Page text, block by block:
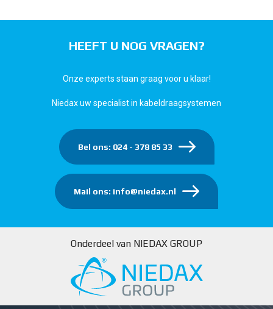
HEEFT U NOG VRAGEN?
Onze experts staan graag voor u klaar!
Niedax uw specialist in kabeldraagsystemen
Bel ons: 024 - 378 85 33
Mail ons: info@niedax.nl
Onderdeel van NIEDAX GROUP